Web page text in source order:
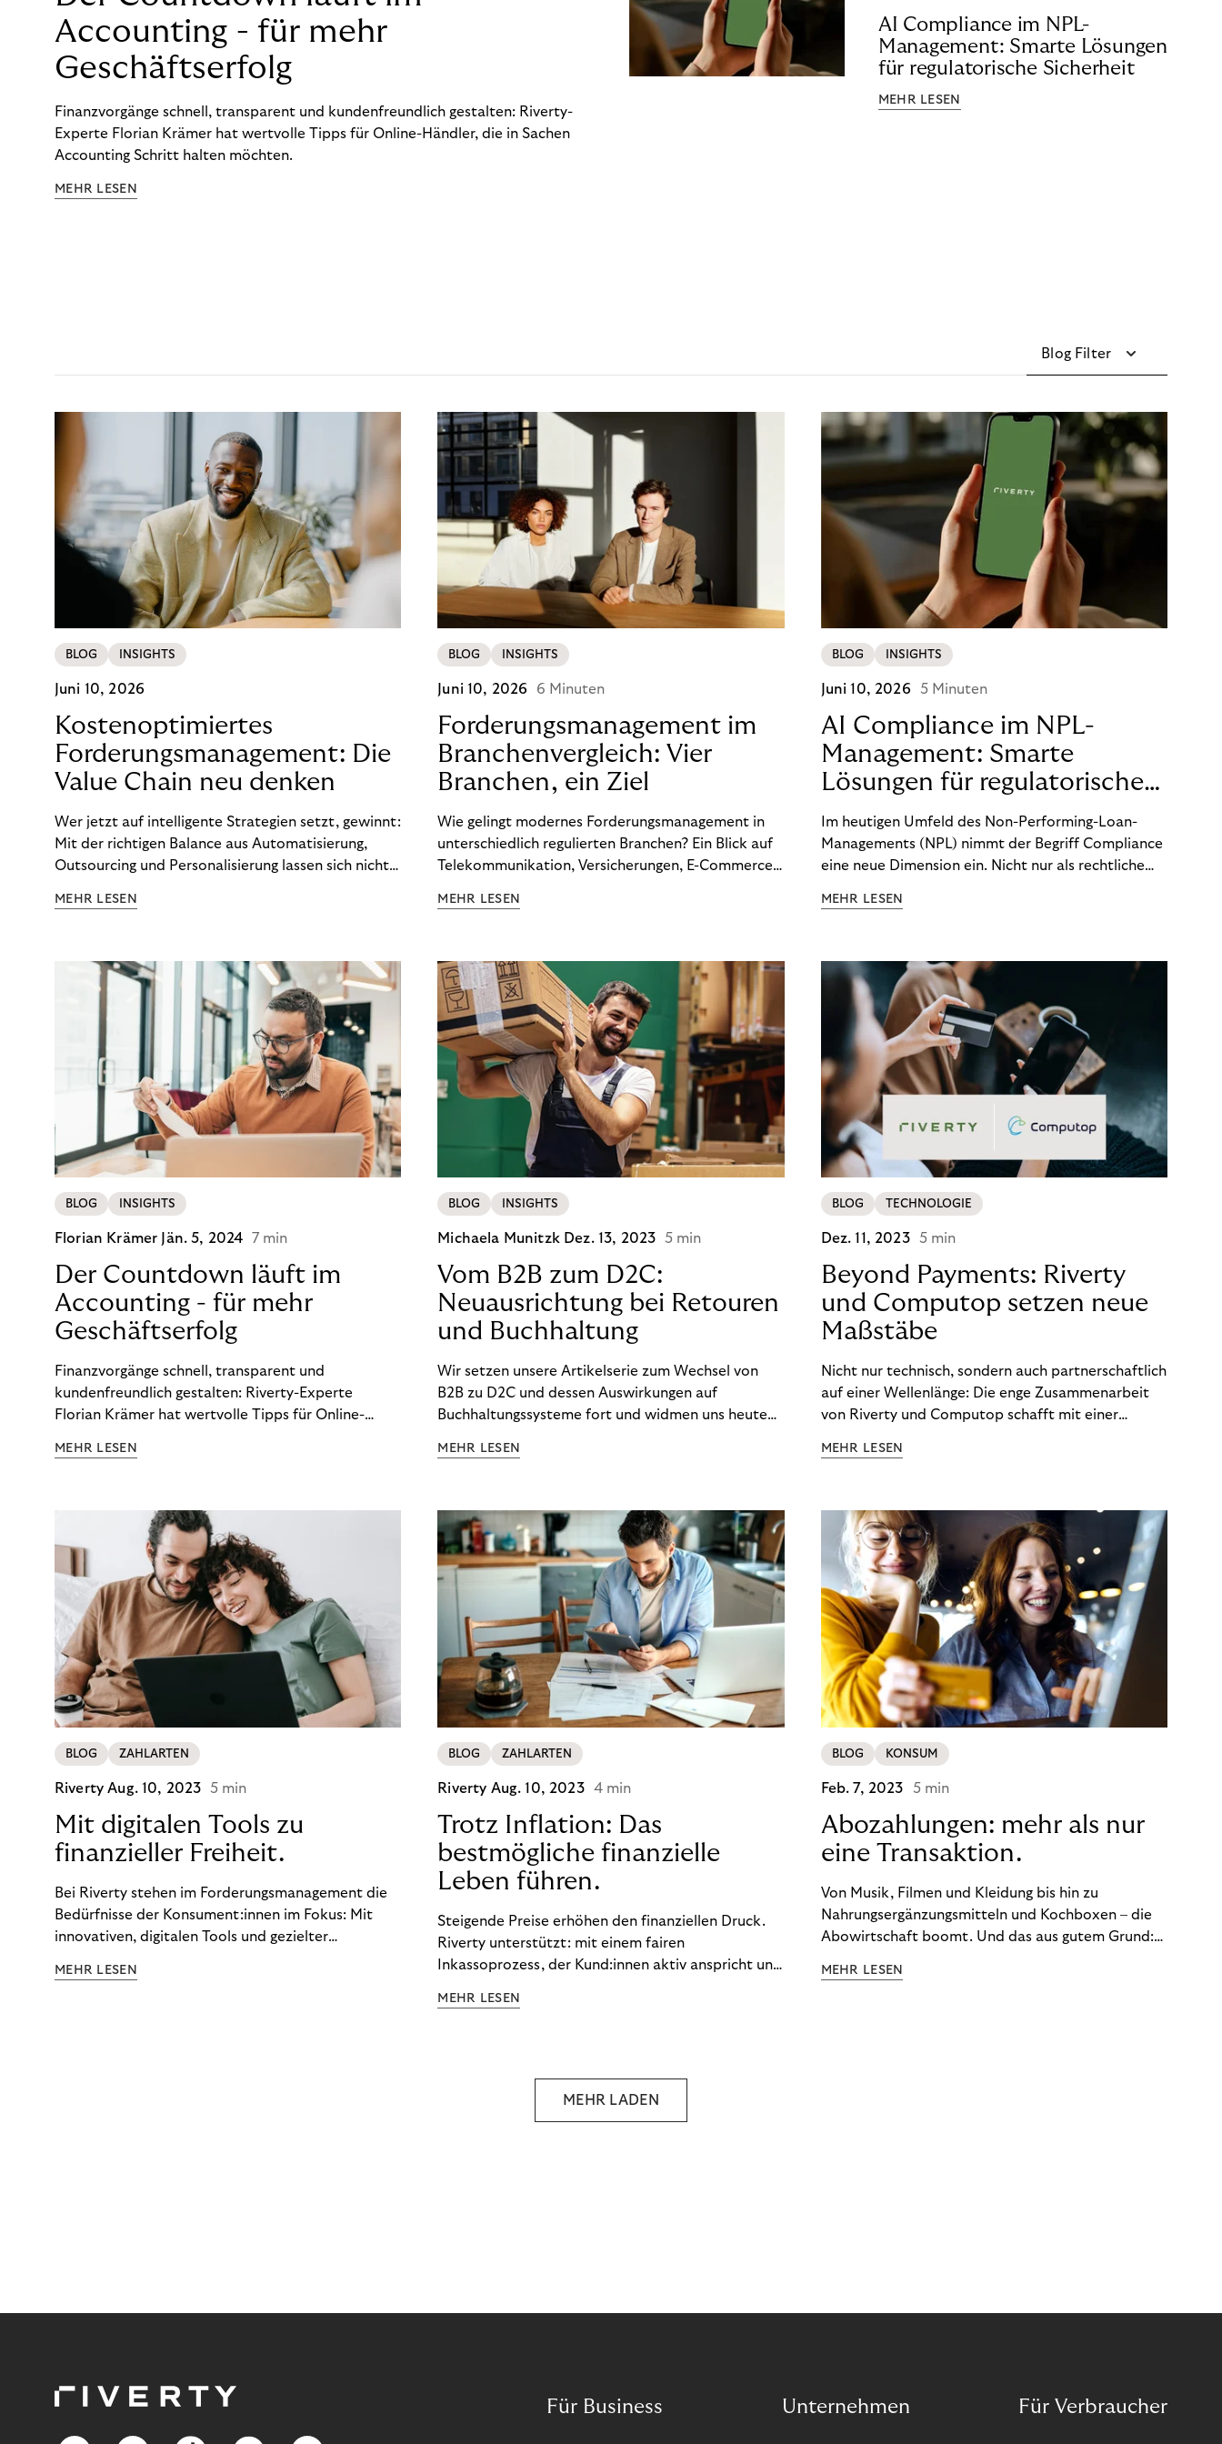
Accounting - für mehr
Geschäftserfolg
Finanzvorgänge schnell, transparent und kundenfreundlich gestalten: Riverty-
Experte Florian Krämer hat wertvolle Tipps für Online-Händler, die in Sachen
Accounting Schritt halten möchten.
MEHR LESEN
AI Compliance im NPL-
Management: Smarte Lösungen
für regulatorische Sicherheit
MEHR LESEN
Blog Filter
BLOG INSIGHTS
Juni 10, 2026
Kostenoptimiertes
Forderungsmanagement: Die
Value Chain neu denken
Wer jetzt auf intelligente Strategien setzt, gewinnt:
Mit der richtigen Balance aus Automatisierung,
Outsourcing und Personalisierung lassen sich nicht
Ergebnisse sichern. Riverty zeigt, wie Recovery-
MEHR LESEN
BLOG INSIGHTS
Juni 10, 2026 6 Minuten
Forderungsmanagement im
Branchenvergleich: Vier
Branchen, ein Ziel
Wie gelingt modernes Forderungsmanagement in
unterschiedlich regulierten Branchen? Ein Blick auf
Telekommunikation, Versicherungen, E-Commerce
wirksam reduzieren will, braucht keine
MEHR LESEN
BLOG INSIGHTS
Juni 10, 2026 5 Minuten
AI Compliance im NPL-
Management: Smarte
Lösungen für regulatorische
Sicherheit
Im heutigen Umfeld des Non-Performing-Loan-
Managements (NPL) nimmt der Begriff Compliance
eine neue Dimension ein. Nicht nur als rechtliche
Wettbewerbsvorteil. In einem Umfeld steigender
(DSGVO) – geraten viele Unternehmen an die
Grenzen traditioneller Compliance-Mechanismen.
MEHR LESEN
BLOG INSIGHTS
Florian Krämer Jän. 5, 2024 7 min
Der Countdown läuft im
Accounting - für mehr
Geschäftserfolg
Finanzvorgänge schnell, transparent und
kundenfreundlich gestalten: Riverty-Experte
Florian Krämer hat wertvolle Tipps für Online-
möchten.
MEHR LESEN
BLOG INSIGHTS
Michaela Munitzk Dez. 13, 2023 5 min
Vom B2B zum D2C:
Neuausrichtung bei Retouren
und Buchhaltung
Wir setzen unsere Artikelserie zum Wechsel von
B2B zu D2C und dessen Auswirkungen auf
Buchhaltungssysteme fort und widmen uns heute
im D2C-Bereich.
MEHR LESEN
BLOG TECHNOLOGIE
Dez. 11, 2023 5 min
Beyond Payments: Riverty
und Computop setzen neue
Maßstäbe
Nicht nur technisch, sondern auch partnerschaftlich
auf einer Wellenlänge: Die enge Zusammenarbeit
von Riverty und Computop schafft mit einer
Zahlungsabwicklung echte Mehrwerte für Händler.
MEHR LESEN
BLOG ZAHLARTEN
RivertyAug. 10, 2023 5 min
Mit digitalen Tools zu
finanzieller Freiheit.
Bei Riverty stehen im Forderungsmanagement die
Bedürfnisse der Konsument:innen im Fokus: Mit
innovativen, digitalen Tools und gezielter
ein Leben in finanzieller Freiheit zu führen. So
MEHR LESEN
BLOG ZAHLARTEN
Riverty Aug. 10, 2023 4 min
Trotz Inflation: Das
bestmögliche finanzielle
Leben führen.
Steigende Preise erhöhen den finanziellen Druck.
Riverty unterstützt: mit einem fairen
Inkassoprozess, der Kund:innen aktiv anspricht und
Finanzbildung ermöglicht. So bleiben Menschen
MEHR LESEN
BLOG KONSUM
Feb. 7, 2023 5 min
Abozahlungen: mehr als nur
eine Transaktion.
Von Musik, Filmen und Kleidung bis hin zu
Nahrungsergänzungsmitteln und Kochboxen – die
Abowirtschaft boomt. Und das aus gutem Grund:
wünschen. Sie ermöglichen es uns, Produkte und
MEHR LESEN
MEHR LADEN
Für Business Unternehmen Für Verbraucher